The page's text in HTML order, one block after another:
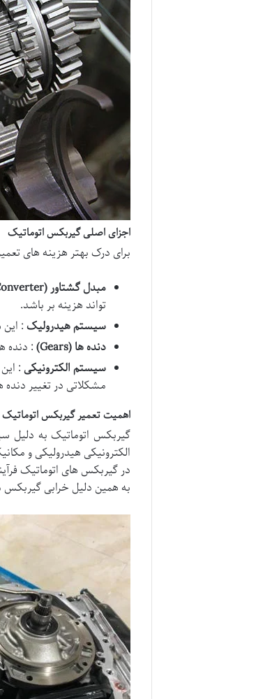
اجزای اصلی گیربکس اتوماتیک
برای درک بهتر هزینه های
مبدل گشتاور(Torque Converter)
تواند هزینه بر باشد.
سیستم هیدرولیک:
دنده ها(Gears)
: دنده
سیستم الکترونیکی:
مشکلاتی در تغییر
اهمیت تعمیر گیربکس
گیربکس اتوماتیک به دلیل
الکترونیکی هیدرولیکی و
در گیربکس های اتوماتیک
به همین دلیل خرابی گیربکس